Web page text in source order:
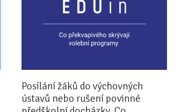
Posílání žáků do výchovných
ústavů nebo rušení povinné